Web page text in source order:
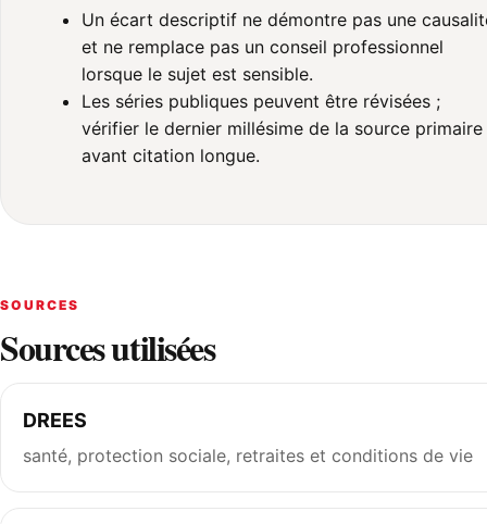
Un écart descriptif ne démontre pas une
et ne remplace pas un conseil professionnel
lorsque le sujet est sensible.
Les séries publiques peuvent être révisées ;
vérifier le dernier millésime de la source primaire
avant citation longue.
SOURCES
Sources utilisées
DREES
santé, protection sociale, retraites et conditions de vie